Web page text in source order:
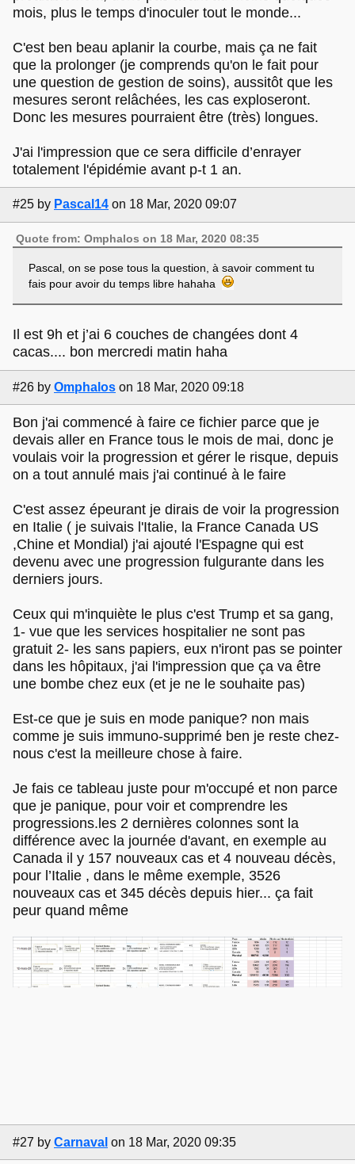
mois, plus le temps d'inoculer tout le monde...
C'est ben beau aplanir la courbe, mais ça ne fait
que la prolonger (je comprends qu'on le fait pour
une question de gestion de soins), aussitôt que les
mesures seront relâchées, les cas exploseront.
Donc les mesures pourraient être (très) longues.
J'ai l'impression que ce sera difficile d’enrayer
totalement l'épidémie avant p-t 1 an.
#25 by Pascal14 on 18 Mar, 2020 09:07
Quote from: Omphalos on 18 Mar, 2020 08:35
Pascal, on se pose tous la question, à savoir comment tu
fais pour avoir du temps libre hahaha
Il est 9h et j’ai 6 couches de changées dont 4
cacas.... bon mercredi matin haha
#26 by Omphalos on 18 Mar, 2020 09:18
Bon j'ai commencé à faire ce fichier parce que je
devais aller en France tous le mois de mai, donc je
voulais voir la progression et gérer le risque, depuis
on a tout annulé mais j'ai continué à le faire
C'est assez épeurant je dirais de voir la progression
en Italie ( je suivais l'Italie, la France Canada US
,Chine et Mondial) j'ai ajouté l'Espagne qui est
devenu avec une progression fulgurante dans les
derniers jours.
Ceux qui m'inquiète le plus c'est Trump et sa gang,
1- vue que les services hospitalier ne sont pas
gratuit 2- les sans papiers, eux n'iront pas se pointer
dans les hôpitaux, j'ai l'impression que ça va être
une bombe chez eux (et je ne le souhaite pas)
Est-ce que je suis en mode panique? non mais
comme je suis immuno-supprimé ben je reste chez-
nous c'est la meilleure chose à faire.
Je fais ce tableau juste pour m'occupé et non parce
que je panique, pour voir et comprendre les
progressions.les 2 dernières colonnes sont la
différence avec la journée d'avant, en exemple au
Canada il y 157 nouveaux cas et 4 nouveau décès,
pour l’Italie , dans le même exemple, 3526
nouveaux cas et 345 décès depuis hier... ça fait
peur quand même
#27 by Carnaval on 18 Mar, 2020 09:35